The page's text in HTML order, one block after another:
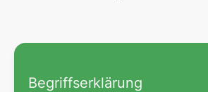
Begriffserklärung